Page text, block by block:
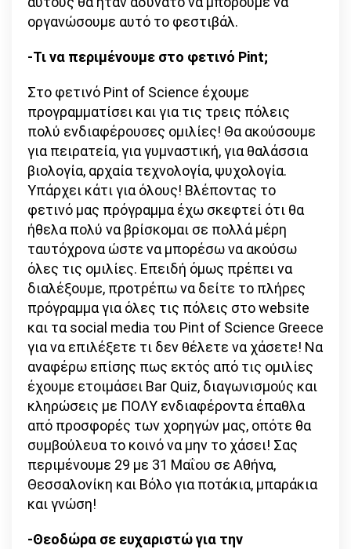
οργανώσουμε αυτό το φεστιβάλ.
-Τι να περιμένουμε στο φετινό Pint;
Στο φετινό Pint of Science έχουμε
προγραμματίσει και για τις τρεις πόλεις
πολύ ενδιαφέρουσες ομιλίες! Θα ακούσουμε
για πειρατεία, για γυμναστική, για θαλάσσια
βιολογία, αρχαία τεχνολογία, ψυχολογία.
Υπάρχει κάτι για όλους! Βλέποντας το
φετινό μας πρόγραμμα έχω σκεφτεί ότι θα
ήθελα πολύ να βρίσκομαι σε πολλά μέρη
ταυτόχρονα ώστε να μπορέσω να ακούσω
όλες τις ομιλίες. Επειδή όμως πρέπει να
διαλέξουμε, προτρέπω να δείτε το πλήρες
πρόγραμμα για όλες τις πόλεις στο website
και τα social media του Pint of Science Greece
για να επιλέξετε τι δεν θέλετε να χάσετε! Να
αναφέρω επίσης πως εκτός από τις ομιλίες
έχουμε ετοιμάσει Bar Quiz, διαγωνισμούς και
κληρώσεις με ΠΟΛΥ ενδιαφέροντα έπαθλα
από προσφορές των χορηγών μας, οπότε θα
συμβούλευα το κοινό να μην το χάσει! Σας
περιμένουμε 29 με 31 Μαΐου σε Αθήνα,
Θεσσαλονίκη και Βόλο για ποτάκια, μπαράκια
και γνώση!
-Θεοδώρα σε ευχαριστώ για την